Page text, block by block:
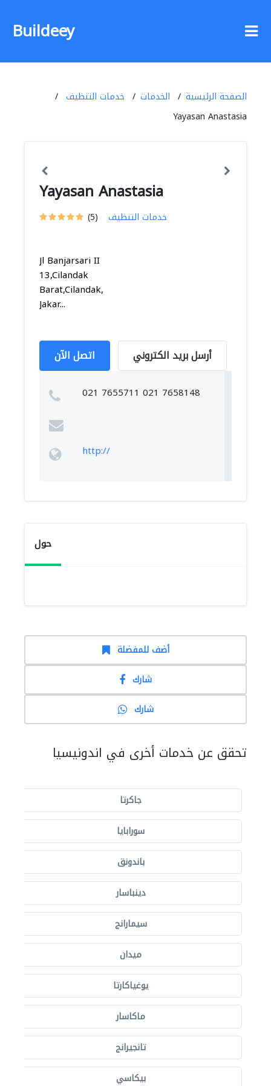
Buildeey
الصفحة الرئيسية الخدمات
خدمات التنظيف
Yayasan Anastasia
Yayasan Anastasia
(5) خدمات التنظيف
Jl Banjarsari II
13,Cilandak
Barat,Cilandak,
Jakar...
اتصل الآن أرسل بريد الكتروني
021 7655711 021 7658148
http://
حول
أضف للمفضلة
شارك
شارك
تحقق عن خدمات أخرى في اندونيسيا
جاكرتا
سورابايا
باندونق
دينباسار
سيمارانج
ميدان
يوغياكارتا
ماكاسار
تانجيرانج
بيكاسي